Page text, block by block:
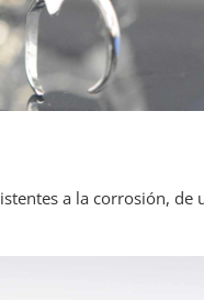
a la corrosión, de